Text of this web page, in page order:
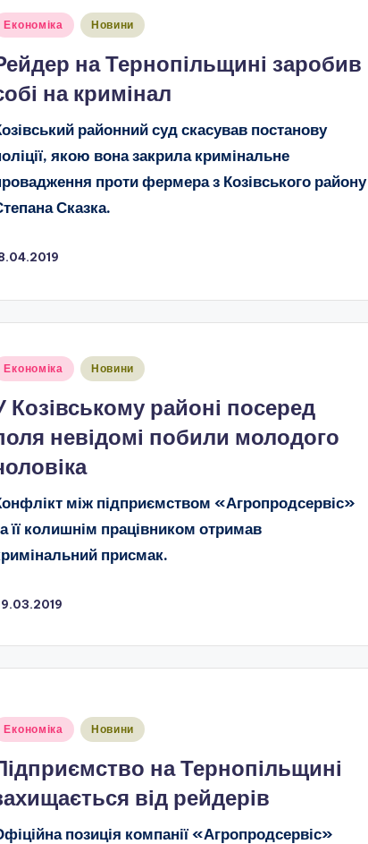
Економіка Новини
на Тернопільщині заробив
на кримінал
районний суд скасував постанову
якою вона закрила кримінальне
проти фермера з Козівського району
Сказка.
Економіка Новини
Козівському районі посеред
невідомі побили молодого
між підприємством «Агропродсервіс»
її колишнім працівником отримав
присмак.
Економіка Новини
на Тернопільщині
від рейдерів
позиція компанії «Агропродсервіс»